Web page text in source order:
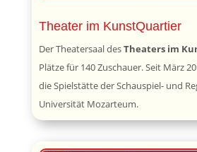
Theater im KunstQuartier
Der Theatersaal desTheaters im
Plätze für 140 Zuschauer. Seit März
die Spielstätte der Schauspiel- und
Universität Mozarteum.